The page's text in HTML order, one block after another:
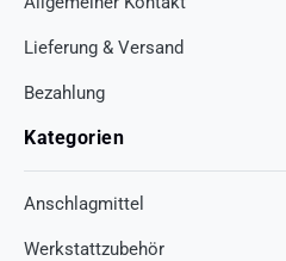
Lieferung & Versand
Bezahlung
Kategorien
Anschlagmittel
Werkstattzubehör